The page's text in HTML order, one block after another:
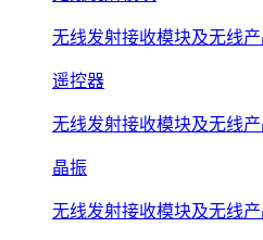
无线发射接收模块及无线
遥控器
无线发射接收模块及无线
晶振
无线发射接收模块及无线